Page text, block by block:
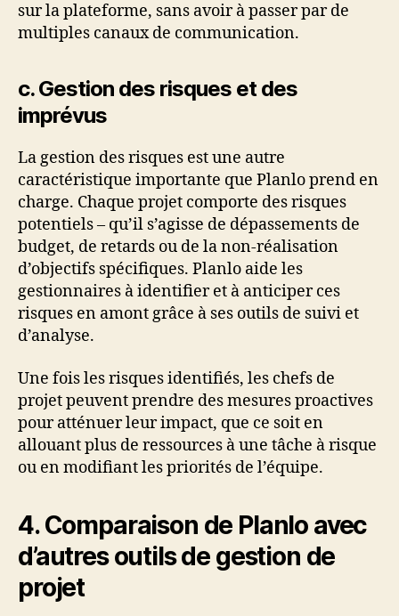
sur la plateforme, sans avoir à passer par de
multiples canaux de communication.
c. Gestion des risques et des
imprévus
La gestion des risques est une autre
caractéristique importante que Planlo prend en
charge. Chaque projet comporte des risques
potentiels – qu’il s’agisse de dépassements de
budget, de retards ou de la non-réalisation
d’objectifs spécifiques. Planlo aide les
gestionnaires à identifier et à anticiper ces
risques en amont grâce à ses outils de suivi et
d’analyse.
Une fois les risques identifiés, les chefs de
projet peuvent prendre des mesures proactives
pour atténuer leur impact, que ce soit en
allouant plus de ressources à une tâche à risque
ou en modifiant les priorités de l’équipe.
4. Comparaison de Planlo avec
d’autres outils de gestion de
projet